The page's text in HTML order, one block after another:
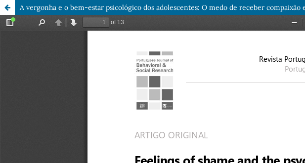
A vergonha e o bem-estar psicológico dos adolescentes: O medo de receber